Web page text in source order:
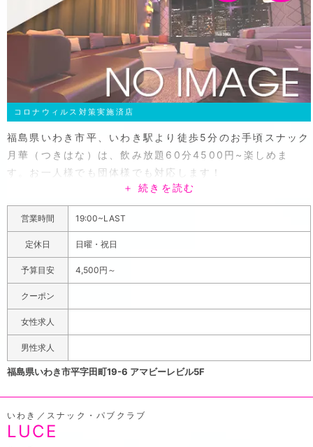
コロナウィルス対策実施済店
福島県いわき市平、いわき駅より徒歩5分のお手頃スナック
月華（つきはな）は、飲み放題60分4500円~楽しめま
す。お一人様でも団体様でも対応します！
＋ 続きを読む
営業時間 19:00~LAST
定休日 日曜・祝日
予算目安 4,500円～
クーポン
女性求人
男性求人
福島県いわき市平字田町19-6 アマビーレビル5F
いわき／スナック・パブクラブ
LUCE